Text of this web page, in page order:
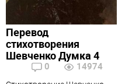
Перевод
стихотворения
Шевченко Думка 4
0 14974